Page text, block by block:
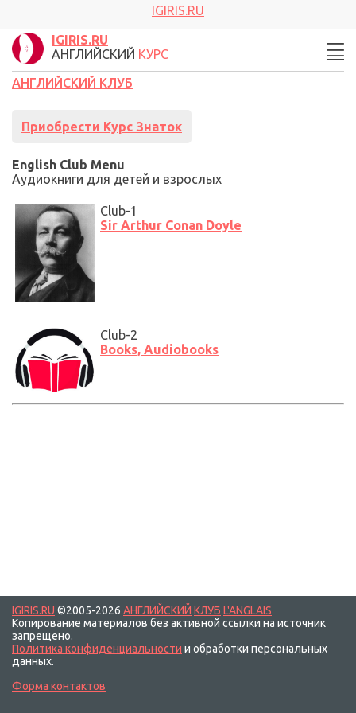
IGIRIS.RU
IGIRIS.RU
АНГЛИЙСКИЙ КУРС
АНГЛИЙСКИЙ КЛУБ
Приобрести Курс Знаток
English Club Menu
Аудиокниги для детей и взрослых
Club-1
Sir Arthur Conan Doyle
Club-2
Books, Audiobooks
IGIRIS.RU ©2005-2026 АНГЛИЙСКИЙ КЛУБ L'ANGLAIS
Копирование материалов без активной ссылки на источник
запрещено.
Политика конфиденциальности и обработки персональных
данных.
Форма контактов